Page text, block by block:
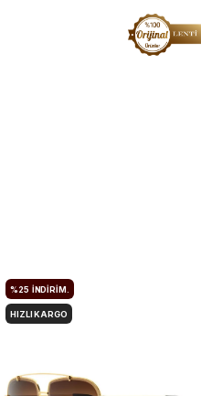
%25 İNDIRIM.
HIZLI KARGO